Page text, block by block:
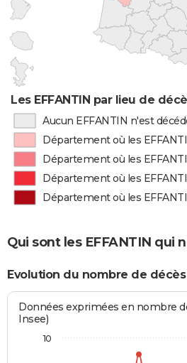
Les EFFANTIN par lieu de
Aucun EFFANTIN n'est
Département où les
Département où les
Département où les
Département où les
Qui sont les EFFANTIN qui
Evolution du nombre de décès
Données exprimées en nombre
Insee)
10